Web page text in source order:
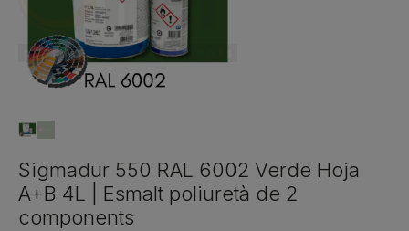
Sigmadur 550 RAL 6002 Verde Hoja
A+B 4L | Esmalt poliuretà de 2
components